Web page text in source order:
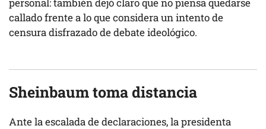
callado frente a lo que considera un intento de
censura disfrazado de debate ideológico.
Sheinbaum toma distancia
Ante la escalada de declaraciones, la presidenta